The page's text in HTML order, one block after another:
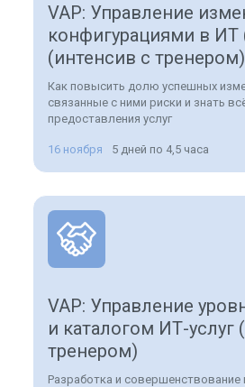
VAP: Управление
конфигурациями в ИТ
(интенсив с тренером)
Как повысить долю успешных
связанные с ними риски и знать
предоставления услуг
16 ноября 5 дней по 4,5 часа
VAP: Управление
и каталогом ИТ-услуг
тренером)
Разработка и совершенствование